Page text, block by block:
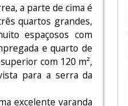
a parte de cima é
quartos grandes,
espaçosos com
e quarto de
com 120 m²,
para a serra da
excelente varanda